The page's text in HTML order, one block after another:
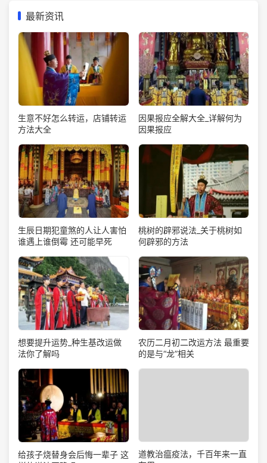
最新资讯
生意不好怎么转运，店铺转运
方法大全
因果报应全解大全_详解何为
因果报应
生辰日期犯童煞的人让人害怕
谁遇上谁倒霉 还可能早死
桃树的辟邪说法_关于桃树如
何辟邪的方法
想要提升运势_种生基改运做
法你了解吗
农历二月初二改运方法 最重要
的是与“龙”相关
给孩子烧替身会后悔一辈子 这
道教治瘟疫法，千百年来一直